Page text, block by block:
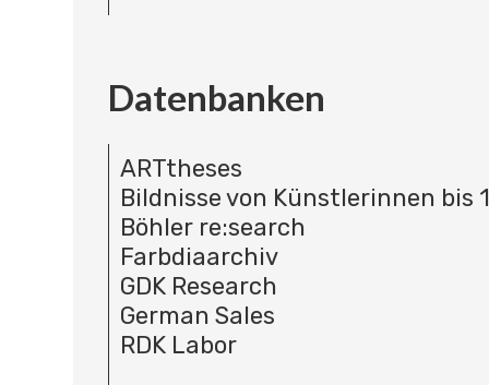
Datenbanken
ARTtheses
Bildnisse von Künstlerinnen bis
Böhler re:search
Farbdiaarchiv
GDK Research
German Sales
RDK Labor